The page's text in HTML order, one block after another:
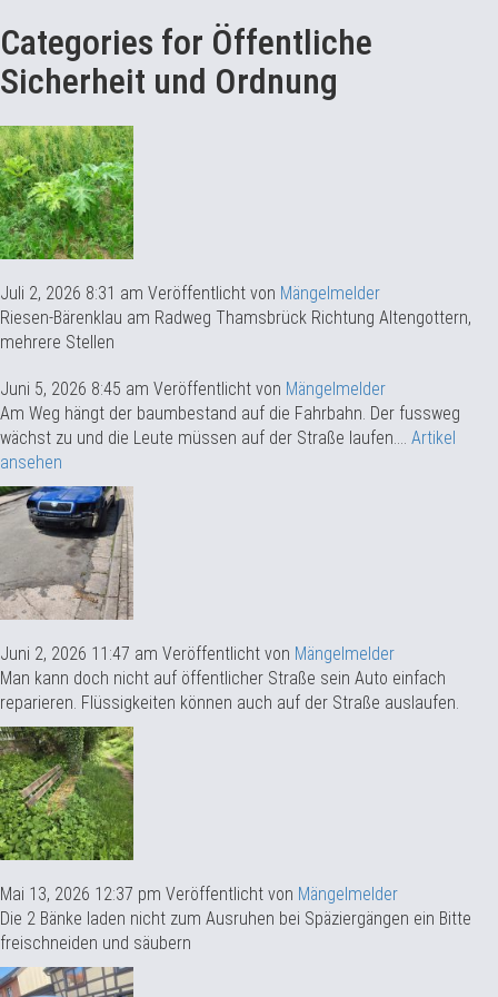
Categories for Öffentliche
Sicherheit und Ordnung
Juli 2, 2026 8:31 am Veröffentlicht von Mängelmelder
Riesen-Bärenklau am Radweg Thamsbrück Richtung Altengottern,
mehrere Stellen
Juni 5, 2026 8:45 am Veröffentlicht von Mängelmelder
Am Weg hängt der baumbestand auf die Fahrbahn. Der fussweg
wächst zu und die Leute müssen auf der Straße laufen.... Artikel
ansehen
Juni 2, 2026 11:47 am Veröffentlicht von Mängelmelder
Man kann doch nicht auf öffentlicher Straße sein Auto einfach
reparieren. Flüssigkeiten können auch auf der Straße auslaufen.
Mai 13, 2026 12:37 pm Veröffentlicht von Mängelmelder
Die 2 Bänke laden nicht zum Ausruhen bei Späziergängen ein Bitte
freischneiden und säubern